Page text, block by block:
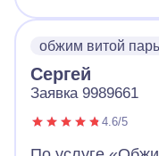
обжим витой
Сергей
Заявка 9989661
4.6/5